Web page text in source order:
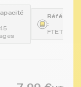
:
FTET1294